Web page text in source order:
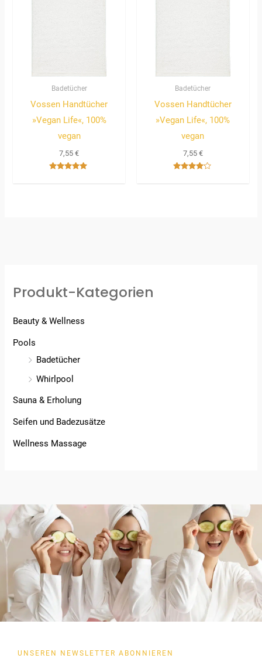
Badetücher
Vossen Handtücher
»Vegan Life«, 100%
vegan
7,55€
Badetücher
Vossen Handtücher
»Vegan Life«, 100%
vegan
7,55 €
Produkt-Kategorien
Beauty & Wellness
Pools
Badetücher
Whirlpool
Sauna & Erholung
Seifen und Badezusätze
Wellness Massage
UNSEREN NEWSLETTER ABONNIEREN